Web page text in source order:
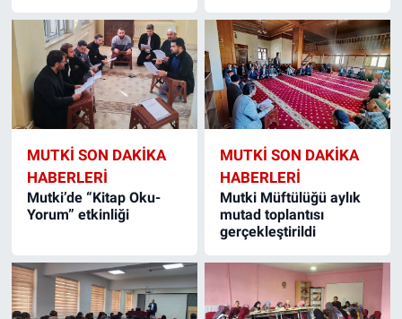
MUTKI SON DAKIKA
HABERLERI
Mutki’de “Kitap Oku-
Yorum” etkinliği
MUTKI SON DAKIKA
HABERLERI
Mutki Müftülüğü aylık
mutad toplantısı
gerçekleştirildi